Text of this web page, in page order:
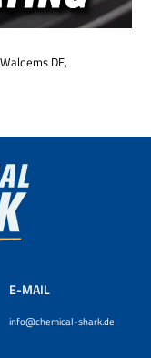
DE,
E-MAIL
info@chemical-shark.de